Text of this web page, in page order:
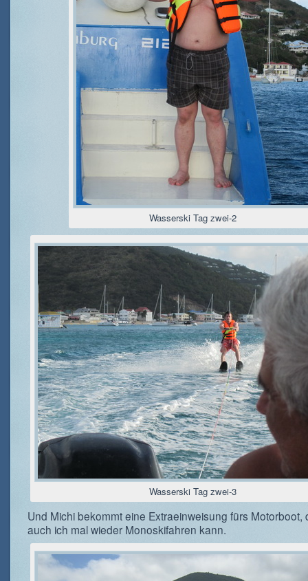
Wasserski Tag zwei-2
Wasserski Tag zwei-3
Und Michi bekommt eine Extraeinweisung fürs Motorboot,
auch ich mal wieder Monoskifahren kann.